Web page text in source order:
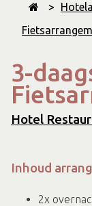
>
3-
Hotel
Inhoud
2x